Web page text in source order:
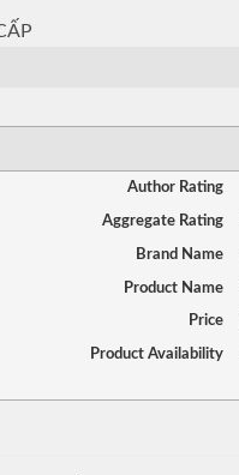
Author Rating
Aggregate Rating
Brand Name
Product Name
Price
Product Availability